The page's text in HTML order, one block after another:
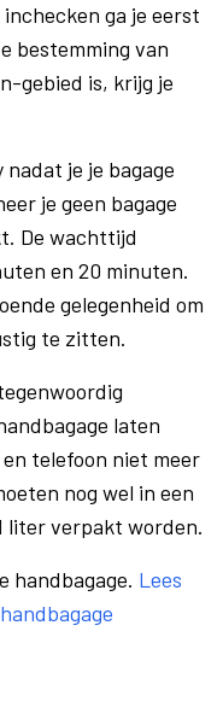
ga je eerst
bestemming van
gebied is, krijg je
je je bagage
je geen bagage
De wachttijd
en 20 minuten.
gelegenheid om
te zitten.
laten
telefoon niet meer
nog wel in een
liter verpakt worden.
handbagage. Lees